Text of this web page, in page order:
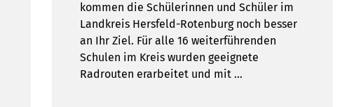
kommen die Schülerinnen und Schüler im
Landkreis Hersfeld-Rotenburg noch besser
an Ihr Ziel. Für alle 16 weiterführenden
Schulen im Kreis wurden geeignete
Radrouten erarbeitet und mit …